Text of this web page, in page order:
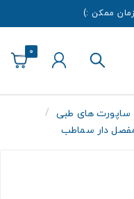
ممکن :)
0
ساپورت های طبی
دار سماطب